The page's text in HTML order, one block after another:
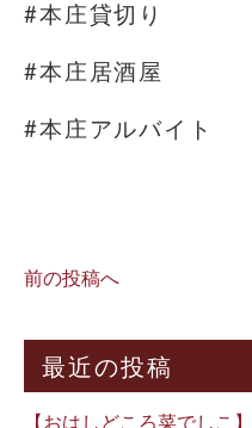
#本庄貸切り
#本庄居酒屋
#本庄アルバイト
前の投稿へ
最近の投稿
【おはしどころ菜でしこ